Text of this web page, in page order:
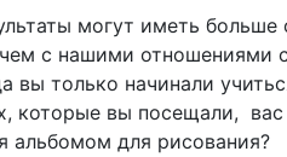
могут иметь больше
с нашими отношениями
вы только начинали
которые вы посещали, вас
альбомом для рисования?